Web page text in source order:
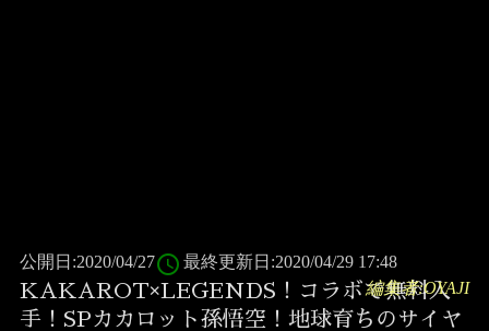
公開日:2020/04/27access_time 最終更新日:2020/04/29 17:48
KAKAROT×LEGENDS！コラボで無料入
手！SPカカロット孫悟空！地球育ちのサイヤ
編集者:OYAJI